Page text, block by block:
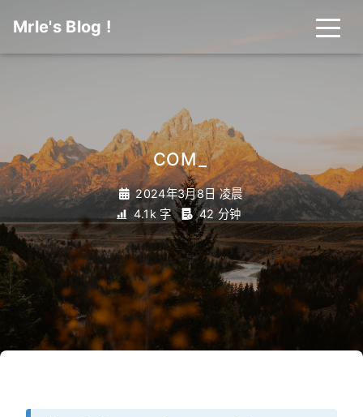
Mrle's Blog !
COMP 2014J 数_
2024年3月8日 凌晨
4.1k 字
42 分钟